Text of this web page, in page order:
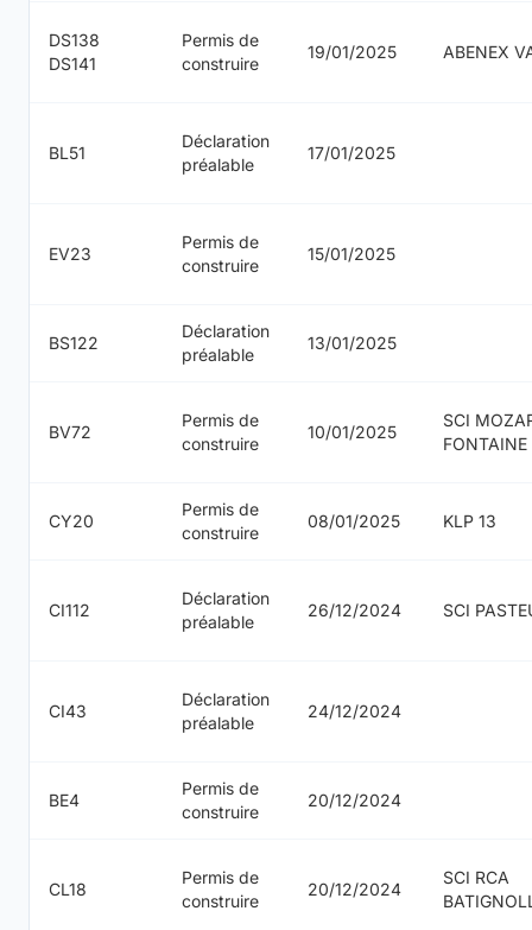
DS138
DS141
Permis de
construire
19/01/2025 ABENEX
BL51
Déclaration
préalable
17/01/2025
EV23
Permis de
construire
15/01/2025
BS122
Déclaration
préalable
13/01/2025
BV72
Permis de
construire
10/01/2025
SCI
FONTAINE
CY20
Permis de
construire
08/01/2025 KLP 13
CI112
Déclaration
préalable
26/12/2024 SCI
CI43
Déclaration
préalable
24/12/2024
BE4
Permis de
construire
20/12/2024
CL18
Permis de
construire
20/12/2024
SCI RCA